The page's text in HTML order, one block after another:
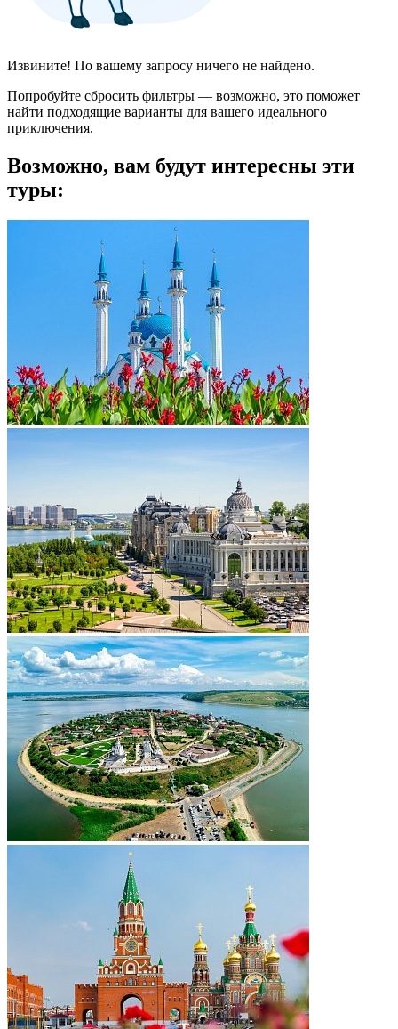
Извините! По вашему запросу ничего не найдено.
Попробуйте сбросить фильтры — возможно, это поможет
найти подходящие варианты для вашего идеального
приключения.
Возможно, вам будут интересны эти
туры: